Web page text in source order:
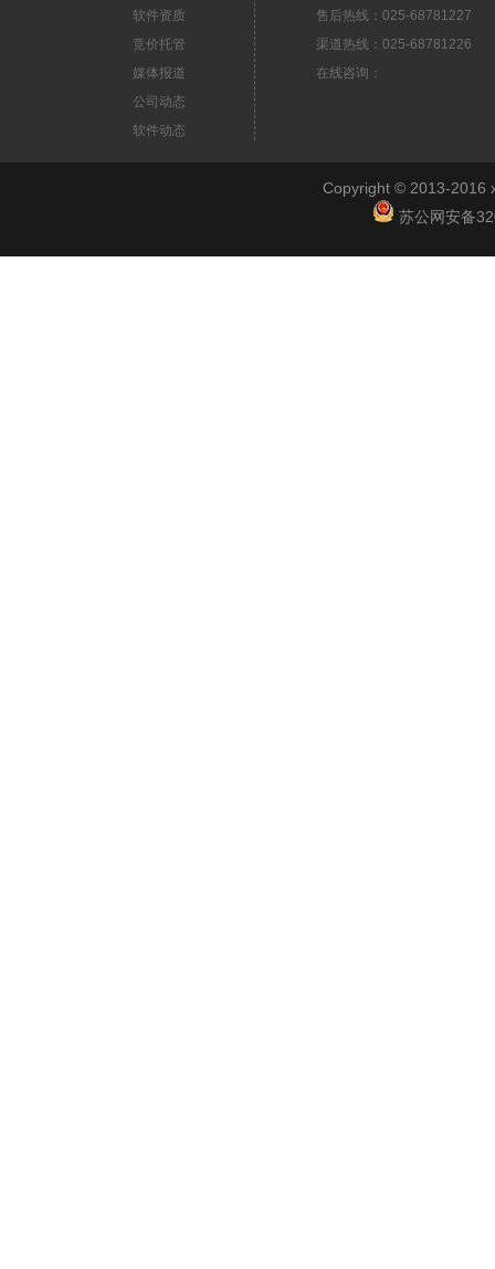
软件资质
竞价托管
媒体报道
公司动态
软件动态
售后热线：025-68781227
渠道热线：025-68781226
在线咨询：
Copyright © 2013-2016
苏公网安备